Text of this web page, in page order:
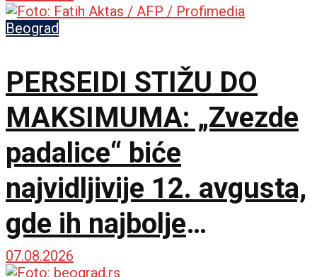
Beograd
PERSEIDI STIŽU DO
MAKSIMUMA: „Zvezde
padalice“ biće
najvidljivije 12. avgusta,
gde ih najbolje
posmatrati
07.08.2026